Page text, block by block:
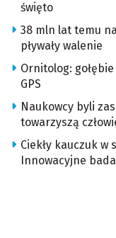
święto
38 mln lat temu
pływały walenie
Ornitolog:
GPS
Naukowcy byli
towarzyszą
Ciekły kauczuk w
Innowacyjne